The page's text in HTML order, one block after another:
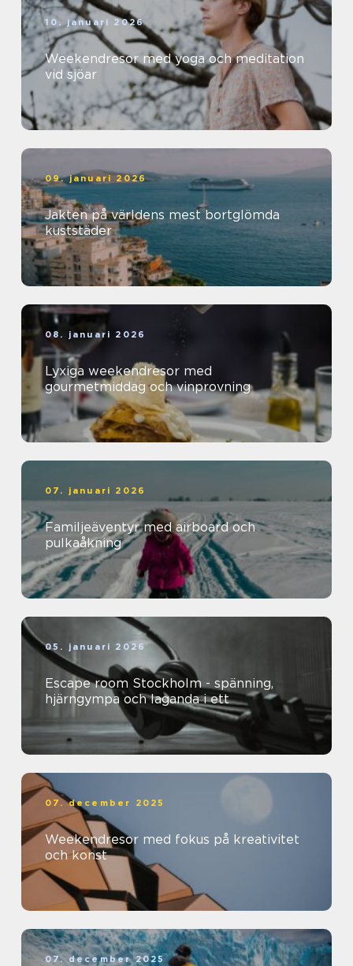
10. januari 2026
Weekendresor med yoga och meditation
vid sjöar
09. januari 2026
Jakten på världens mest bortglömda
kuststäder
08. januari 2026
Lyxiga weekendresor med
gourmetmiddag och vinprovning
07. januari 2026
Familjeäventyr med airboard och
pulkaåkning
05. januari 2026
Escape room Stockholm - spänning,
hjärngympa och laganda i ett
07. december 2025
Weekendresor med fokus på kreativitet
och konst
07. december 2025